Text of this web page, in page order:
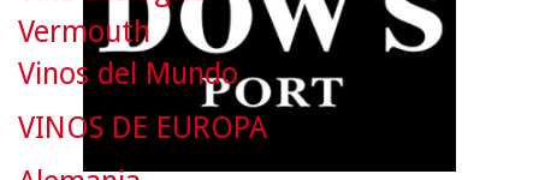
Vermouth
Vinos del Mundo
VINOS DE EUROPA